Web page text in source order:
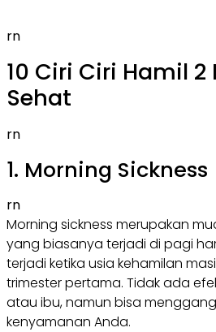
rn
10 Ciri Ciri Hamil
Sehat
rn
1. Morning Sickness
rn
Morning sickness merupakan
yang biasanya terjadi di pagi
terjadi ketika usia kehamilan
trimester pertama. Tidak ada
atau ibu, namun bisa
kenyamanan Anda.